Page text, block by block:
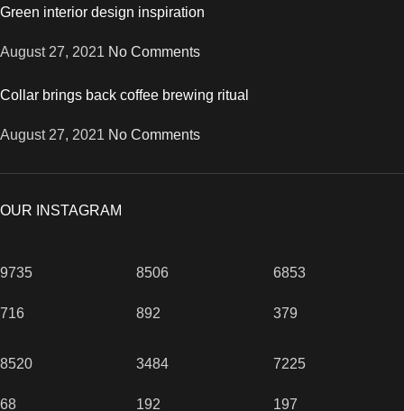
Green interior design inspiration
August 27, 2021 No Comments
Collar brings back coffee brewing ritual
August 27, 2021 No Comments
OUR INSTAGRAM
9735
716
8506
892
6853
379
8520
68
3484
192
7225
197